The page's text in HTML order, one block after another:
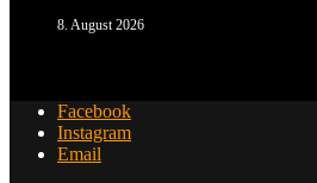
8. August 2026
Facebook
Instagram
Email